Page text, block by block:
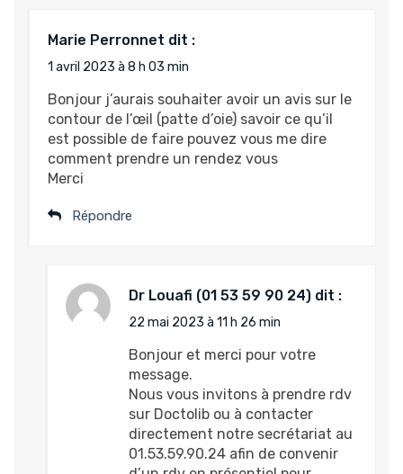
Marie Perronnet dit :
1 avril 2023 à 8 h 03 min
Bonjour j’aurais souhaiter avoir un avis sur le
contour de l’œil (patte d’oie) savoir ce qu’il
est possible de faire pouvez vous me dire
comment prendre un rendez vous
Merci
Répondre
Dr Louafi dit :
22 mai 2023 à 11 h 26 min
Bonjour et merci pour votre
message.
Nous vous invitons à prendre rdv
sur Doctolib ou à contacter
directement notre secrétariat au
01.53.59.90.24 afin de convenir